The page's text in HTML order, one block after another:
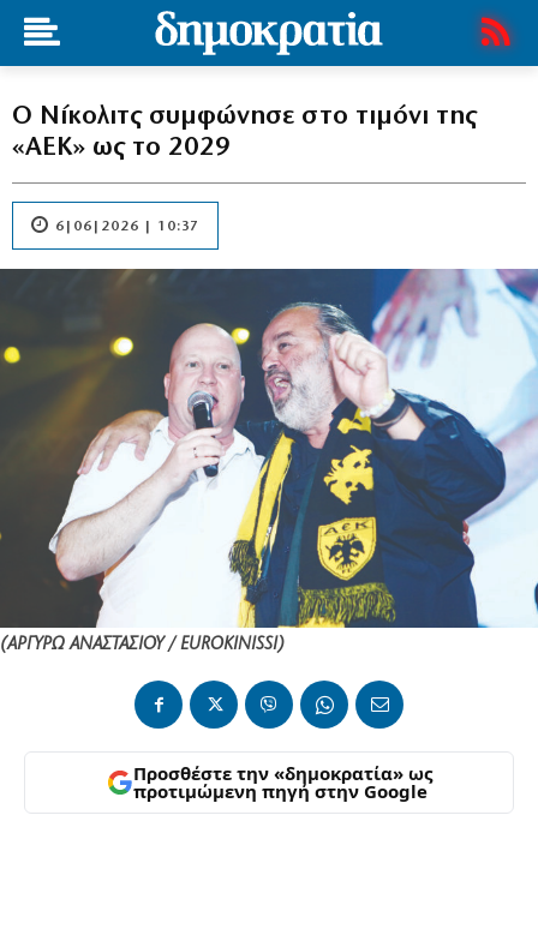
Ο Νίκολιτς συμφώνησε στο τιμόνι της
«ΑΕΚ» ως το 2029
6|06|2026 | 10:37
(ΑΡΓΥΡΩ ΑΝΑΣΤΑΣΙΟΥ / EUROKINISSI)
Προσθέστε την «δημοκρατία» ως
προτιμώμενη πηγή στην Google